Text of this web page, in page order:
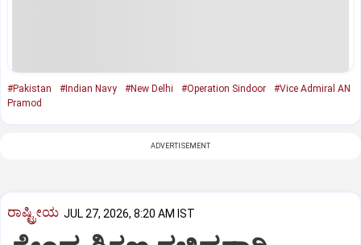
#Pakistan #Indian Navy #New Delhi #Operation Sindoor
#Vice Admiral AN
Pramod
ADVERTISEMENT
ರಾಷ್ಟ್ರೀಯ JUL 27, 2026, 8:20 AM IST